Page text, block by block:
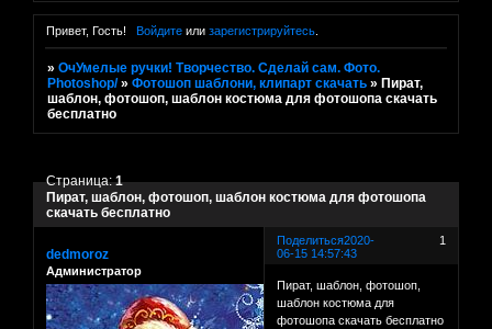
Привет, Гость! Войдитеили зарегистрируйтесь.
»ОчУмелые ручки! Творчество. Сделай сам. Фото.
Photoshop/ »Фотошоп шаблони, клипарт скачать » Пират,
шаблон, фотошоп, шаблон костюма для фотошопа скачать
бесплатно
Пират, шаблон, фотошоп, шаблон костюма для фотошопа
скачать бесплатно
Страница:1
Поделиться 1
2020-
06-15 14:57:43
dedmoroz
Администратор
Пират, шаблон, фотошоп,
шаблон костюма для
фотошопа скачать бесплатно